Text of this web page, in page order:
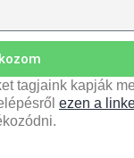
tagjaink kapják
ezen a